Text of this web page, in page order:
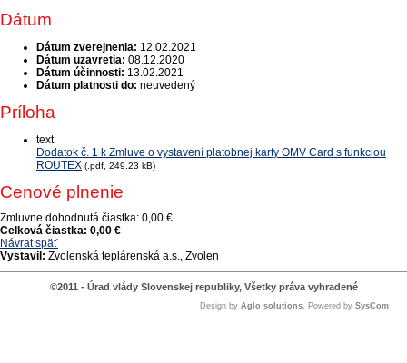
Dátum
Dátum zverejnenia: 12.02.2021
Dátum uzavretia: 08.12.2020
Dátum účinnosti: 13.02.2021
Dátum platnosti do: neuvedený
Príloha
text
Dodatok č. 1 k Zmluve o vystavení platobnej karty OMV Card s funkciou
ROUTEX (.pdf, 249.23 kB)
Cenové plnenie
Zmluvne dohodnutá čiastka: 0,00 €
Celková čiastka: 0,00 €
Návrat späť
Vystavil: Zvolenská teplárenská a.s., Zvolen
©2011 - Úrad vlády Slovenskej republiky, Všetky práva vyhradené
Design by Aglo solutions, Powered by SysCom